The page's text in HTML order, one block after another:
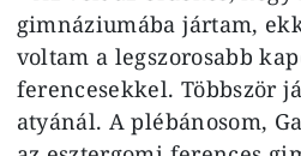
gimnáziumába jártam,
voltam a legszorosabb
ferencesekkel. Többször
atyánál. A plébánosom,